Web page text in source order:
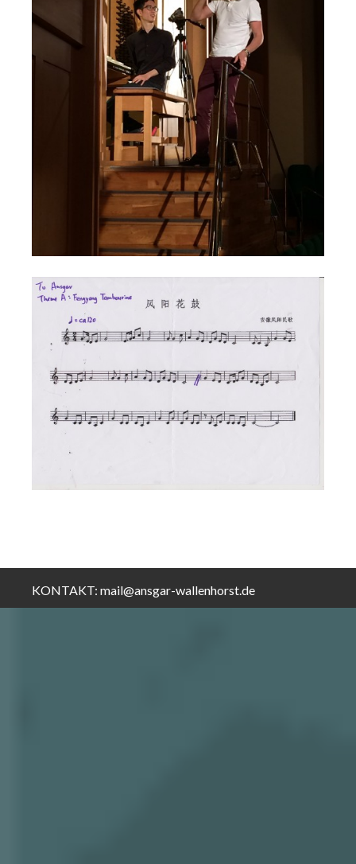
KONTAKT: mail@ansgar-wallenhorst.de